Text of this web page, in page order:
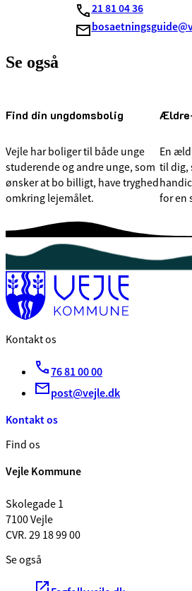
21 81 04 36
Se også
Find din ungdomsbolig
Vejle har boliger til både unge
studerende og andre unge, som
ønsker at bo billigt, have tryghed
omkring lejemålet.
En
til dig,
for en
Kontakt os
76 81 00 00
post@vejle.dk
Kontakt os
Find os
Vejle Kommune
Skolegade 1
7100 Vejle
CVR. 29 18 99 00
Se også